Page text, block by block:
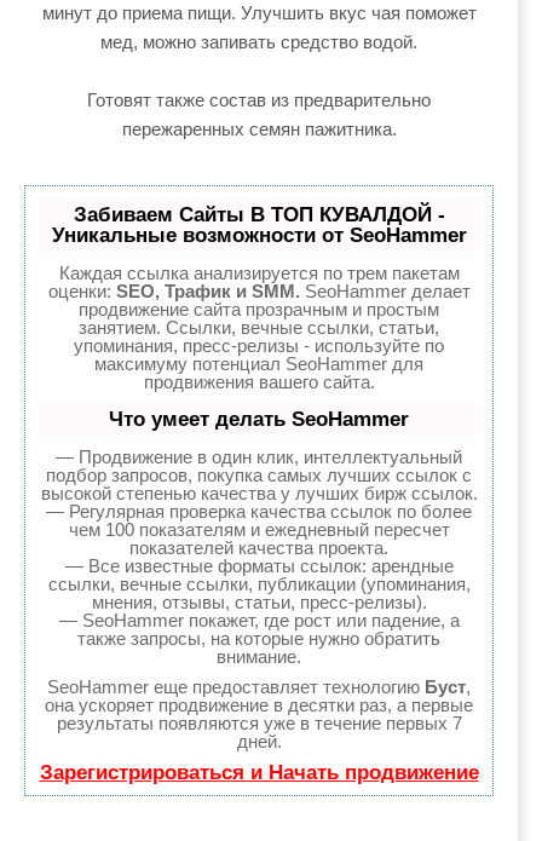
минут до приема пищи. Улучшить вкус чая поможет
мед, можно запивать средство водой.
Готовят также состав из предварительно
пережаренных семян пажитника.
Забиваем Сайты В ТОП КУВАЛДОЙ -
Уникальные возможности от SeoHammer
Каждая ссылка анализируется по трем пакетам
оценки: SEO, Трафик и SMM. SeoHammer делает
продвижение сайта прозрачным и простым
занятием. Ссылки, вечные ссылки, статьи,
упоминания, пресс-релизы - используйте по
максимуму потенциал SeoHammer для
продвижения вашего сайта.
Что умеет делать SeoHammer
— Продвижение в один клик, интеллектуальный
подбор запросов, покупка самых лучших ссылок с
высокой степенью качества у лучших бирж ссылок.
— Регулярная проверка качества ссылок по более
чем 100 показателям и ежедневный пересчет
показателей качества проекта.
— Все известные форматы ссылок: арендные
ссылки, вечные ссылки, публикации (упоминания,
мнения, отзывы, статьи, пресс-релизы).
— SeoHammer покажет, где рост или падение, а
также запросы, на которые нужно обратить
внимание.
SeoHammer еще предоставляет технологию Буст,
она ускоряет продвижение в десятки раз, а первые
результаты появляются уже в течение первых 7
дней.
Зарегистрироваться и Начать продвижение